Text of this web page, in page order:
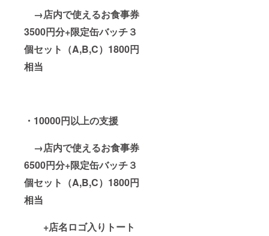
→店内で使えるお食事券
3500円分+限定缶バッチ３
個セット（A,B,C）1800円
相当
・10000円以上の支援
→店内で使えるお食事券
6500円分+限定缶バッチ３
個セット（A,B,C）1800円
相当
+店名ロゴ入りトート